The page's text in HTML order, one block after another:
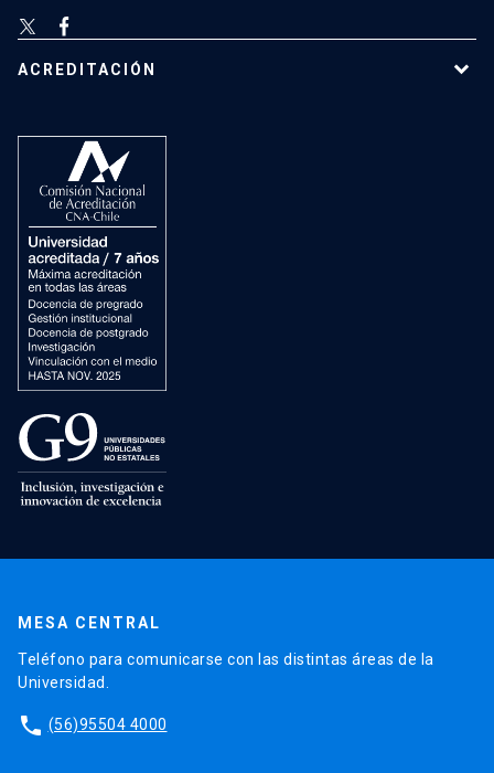
ACREDITACIÓN
MESA CENTRAL
Teléfono para comunicarse con las distintas áreas de la
Universidad.
phone (56)95504 4000